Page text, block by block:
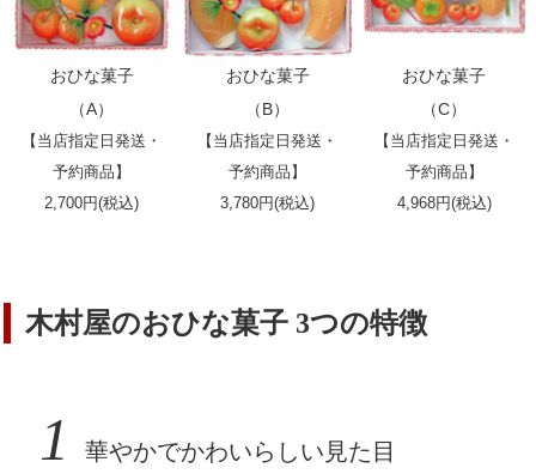
おひな菓子
（A）
【当店指定日発送・
予約商品】
2,700円(税込)
おひな菓子
（B）
【当店指定日発送・
予約商品】
3,780円(税込)
おひな菓子
（C）
【当店指定日発送・
予約商品】
4,968円(税込)
木村屋のおひな菓子 3つの特徴
1 華やかでかわいらしい見た目